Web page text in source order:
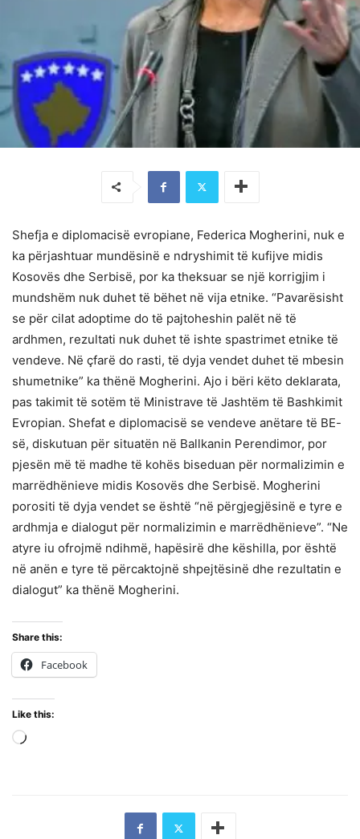
Shefja e diplomacisë evropiane, Federica Mogherini, nuk e
ka përjashtuar mundësinë e ndryshimit të kufijve midis
Kosovës dhe Serbisë, por ka theksuar se një korrigjim i
mundshëm nuk duhet të bëhet në vija etnike. “Pavarësisht
se për cilat adoptime do të pajtoheshin palët në të
ardhmen, rezultati nuk duhet të ishte spastrimet etnike të
vendeve. Në çfarë do rasti, të dyja vendet duhet të mbesin
shumetnike” ka thënë Mogherini. Ajo i bëri këto deklarata,
pas takimit të sotëm të Ministrave të Jashtëm të Bashkimit
Evropian. Shefat e diplomacisë se vendeve anëtare të BE-
së, diskutuan për situatën në Ballkanin Perendimor, por
pjesën më të madhe të kohës biseduan për normalizimin e
marrëdhënieve midis Kosovës dhe Serbisë. Mogherini
porositi të dyja vendet se është “në përgjegjësinë e tyre e
ardhmja e dialogut për normalizimin e marrëdhënieve”. “Ne
atyre iu ofrojmë ndihmë, hapësirë dhe këshilla, por është
në anën e tyre të përcaktojnë shpejtësinë dhe rezultatin e
dialogut” ka thënë Mogherini.
Share this:
Facebook
Like this: